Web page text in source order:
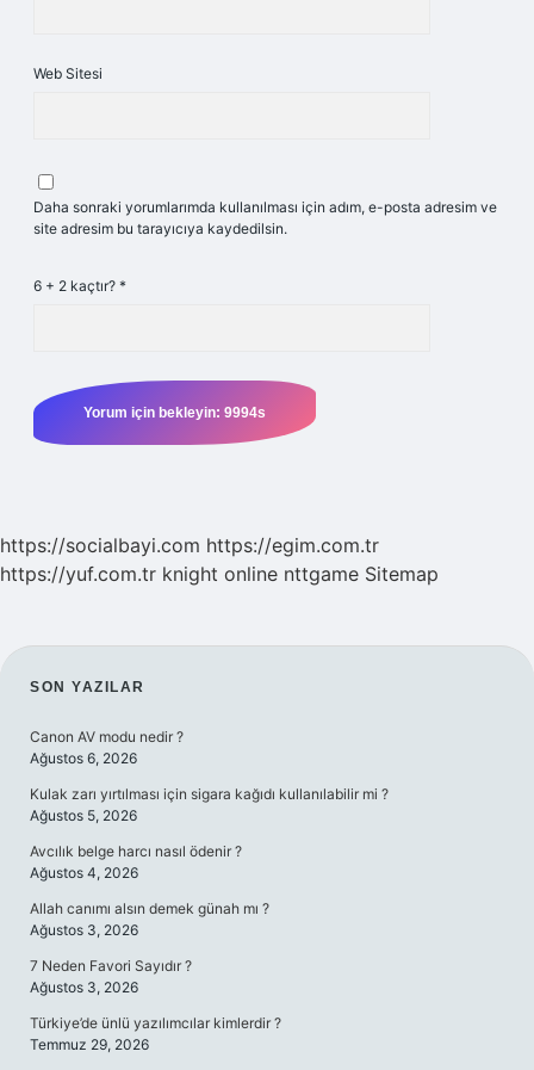
Web Sitesi
Daha sonraki yorumlarımda kullanılması için adım, e-posta adresim ve
site adresim bu tarayıcıya kaydedilsin.
6 + 2 kaçtır? *
https://socialbayi.com https://egim.com.tr
https://yuf.com.tr knight online nttgame Sitemap
SIDEBAR
SON YAZILAR
Canon AV modu nedir ?
Ağustos 6, 2026
Kulak zarı yırtılması için sigara kağıdı kullanılabilir mi ?
Ağustos 5, 2026
Avcılık belge harcı nasıl ödenir ?
Ağustos 4, 2026
Allah canımı alsın demek günah mı ?
Ağustos 3, 2026
7 Neden Favori Sayıdır ?
Ağustos 3, 2026
Türkiye’de ünlü yazılımcılar kimlerdir ?
Temmuz 29, 2026